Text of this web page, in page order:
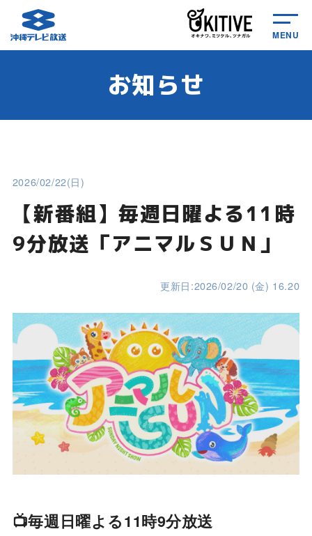
MENU
お知らせ
2026/02/22(日)
【新番組】毎週日曜よる11時
9分放送「アニマルＳＵＮ」
更新日:2026/02/20 (金) 16.20
📺毎週日曜よる11時9分放送